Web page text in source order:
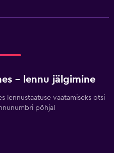
– lennu jälgimine
lennustaatuse vaatamiseks otsi
põhjal